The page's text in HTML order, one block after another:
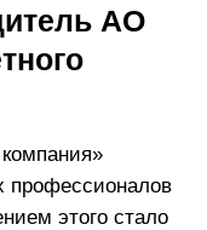
АО
профессионалов
этого стало